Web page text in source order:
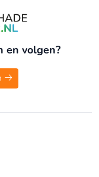
en volgen?